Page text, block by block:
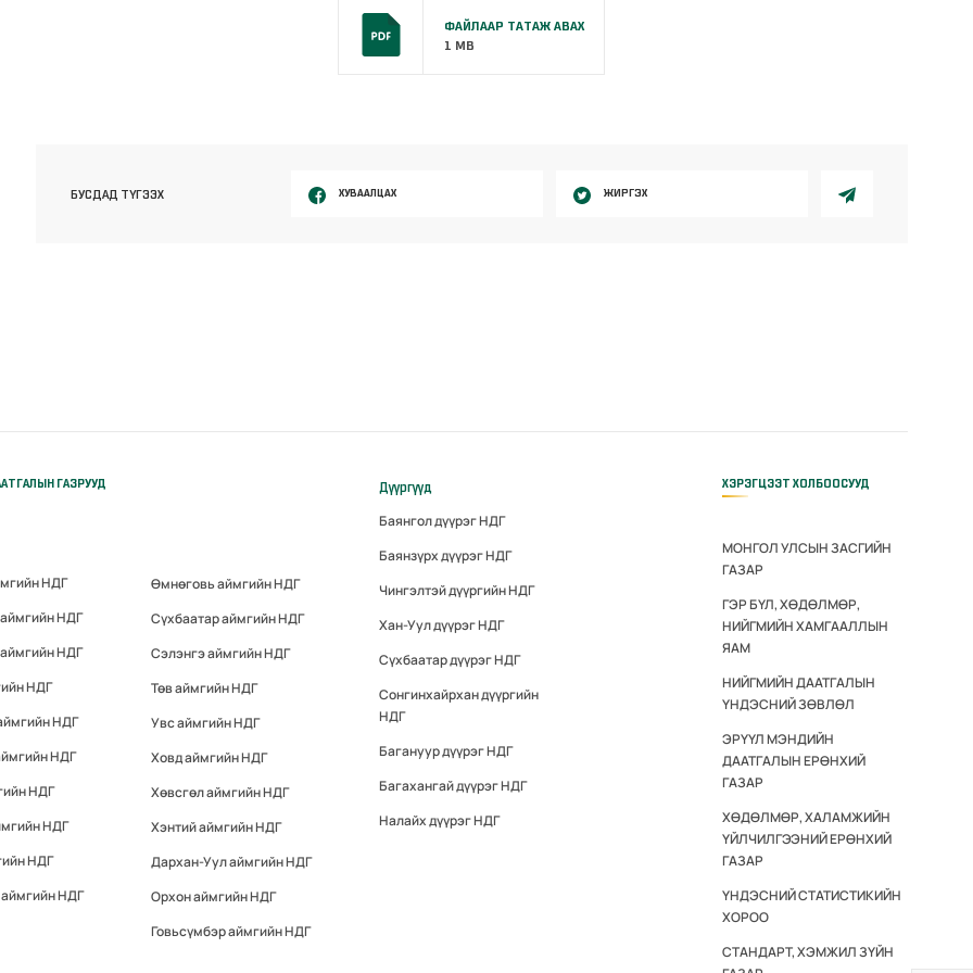
ФАЙЛААР ТАТАЖ АВАХ
1 MB
БУСДАД ТҮГЭЭХ ХУВААЛЦАХ ЖИРГЭХ
ГАЗРУУД
НДГ
НДГ
НДГ
НДГ
НДГ
НДГ
НДГ
НДГ
НДГ
НДГ
Өмнөговь аймгийн НДГ
Сүхбаатар аймгийн НДГ
Сэлэнгэ аймгийн НДГ
Төв аймгийн НДГ
Увс аймгийн НДГ
Ховд аймгийн НДГ
Хөвсгөл аймгийн НДГ
Хэнтий аймгийн НДГ
Дархан-Уул аймгийн НДГ
Орхон аймгийн НДГ
Говьсүмбэр аймгийн НДГ
Дүүргүүд
Баянгол дүүрэг НДГ
Баянзүрх дүүрэг НДГ
Чингэлтэй дүүргийн НДГ
Хан-Уул дүүрэг НДГ
Сүхбаатар дүүрэг НДГ
Сонгинхайрхан дүүргийн
НДГ
Багануур дүүрэг НДГ
Багахангай дүүрэг НДГ
Налайх дүүрэг НДГ
ХЭРЭГЦЭЭТ ХОЛБООСУУД
МОНГОЛ УЛСЫН ЗАСГИЙН
ГАЗАР
ГЭР БҮЛ, ХӨДӨЛМӨР,
НИЙГМИЙН ХАМГААЛЛЫН
ЯАМ
НИЙГМИЙН ДААТГАЛЫН
ҮНДЭСНИЙ ЗӨВЛӨЛ
ЭРҮҮЛ МЭНДИЙН
ДААТГАЛЫН ЕРӨНХИЙ
ГАЗАР
ХӨДӨЛМӨР, ХАЛАМЖИЙН
ҮЙЛЧИЛГЭЭНИЙ ЕРӨНХИЙ
ГАЗАР
ҮНДЭСНИЙ СТАТИСТИКИЙН
ХОРОО
СТАНДАРТ, ХЭМЖИЛ ЗҮЙН